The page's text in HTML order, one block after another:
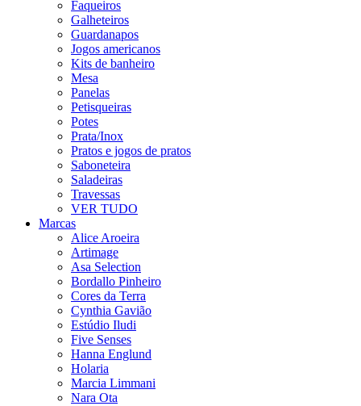
Faqueiros
Galheteiros
Guardanapos
Jogos americanos
Kits de banheiro
Mesa
Panelas
Petisqueiras
Potes
Prata/Inox
Pratos e jogos de pratos
Saboneteira
Saladeiras
Travessas
VER TUDO
Marcas
Alice Aroeira
Artimage
Asa Selection
Bordallo Pinheiro
Cores da Terra
Cynthia Gavião
Estúdio Iludi
Five Senses
Hanna Englund
Holaria
Marcia Limmani
Nara Ota